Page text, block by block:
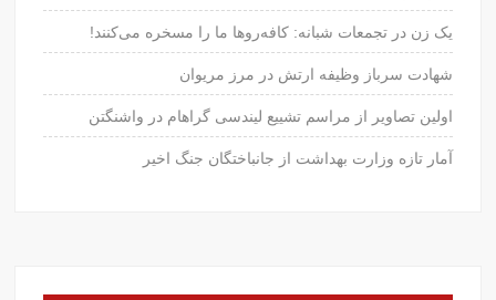
یک زن در تجمعات شبانه: کافه‌روها ما را مسخره می‌کنند!
شهادت سرباز وظیفه ارتش در مرز مریوان
اولین تصاویر از مراسم تشییع لیندسی گراهام در واشنگتن
آمار تازه وزارت بهداشت از جانباختگان جنگ اخیر